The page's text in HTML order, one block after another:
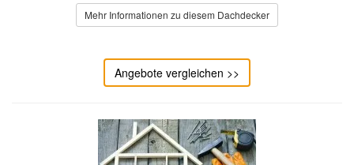
Mehr Informationen zu diesem Dachdecker
Angebote vergleichen >>